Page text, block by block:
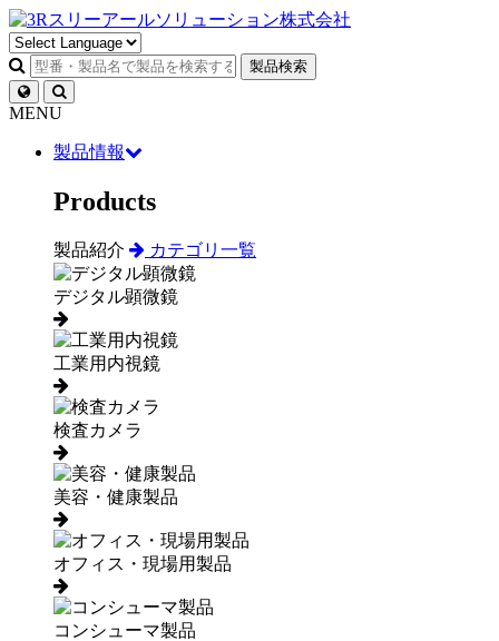
製品検索
MENU
製品情報
Products
製品紹介 カテゴリ一覧
デジタル顕微鏡
工業用内視鏡
検査カメラ
美容・健康製品
オフィス・現場用製品
コンシューマ製品